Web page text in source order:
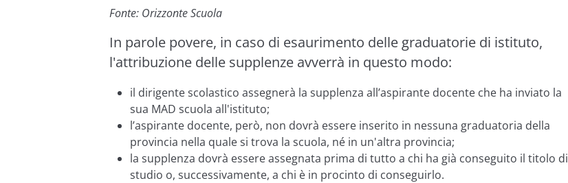
Fonte: Orizzonte Scuola
In parole povere, in caso di esaurimento delle graduatorie di istituto,
l'attribuzione delle supplenze avverrà in questo modo:
il dirigente scolastico assegnerà la supplenza all’aspirante docente che ha inviato la
sua MAD scuola all'istituto;
l’aspirante docente, però, non dovrà essere inserito in nessuna graduatoria della
provincia nella quale si trova la scuola, né in un'altra provincia;
la supplenza dovrà essere assegnata prima di tutto a chi ha già conseguito il titolo di
studio o, successivamente, a chi è in procinto di conseguirlo.